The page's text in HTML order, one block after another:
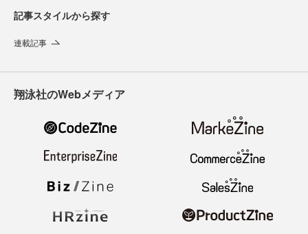
記事スタイルから探す
連載記事
翔泳社のWebメディア